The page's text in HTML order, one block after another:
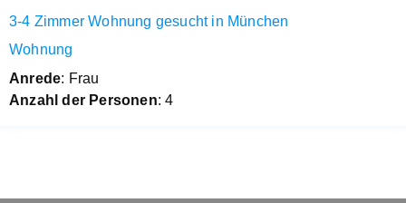
3-4 Zimmer Wohnung gesucht in München
Wohnung
Anrede: Frau
Anzahl der Personen: 4